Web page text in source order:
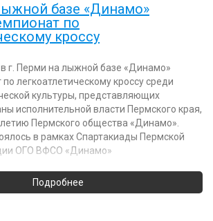
базе «Динамо»
по
кроссу
г. Перми на лыжной базе «Динамо»
легкоатлетическому кроссу среди
культуры, представляющих
исполнительной власти Пермского края,
Пермского общества «Динамо».
в рамках Спартакиады Пермской
ОГО ВФСО «Динамо»